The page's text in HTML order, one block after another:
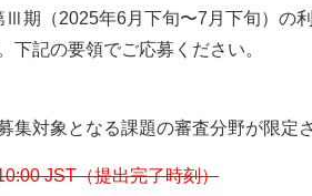
期（2025年6月下旬〜7月下旬）の
記の要領でご応募ください。
集対象となる課題の審査分野が限
JST（提出完了時刻）